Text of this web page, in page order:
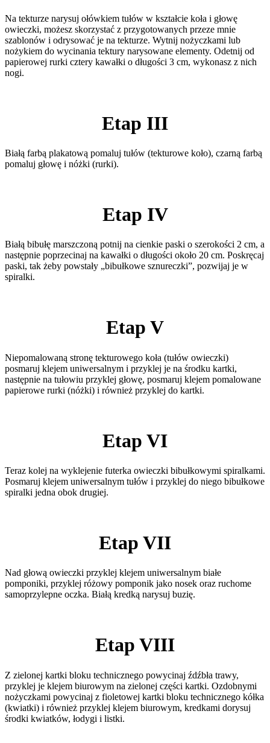
Na tekturze narysuj ołówkiem tułów w kształcie koła i głowę
owieczki, możesz skorzystać z przygotowanych przeze mnie
szablonów i odrysować je na tekturze. Wytnij nożyczkami lub
nożykiem do wycinania tektury narysowane elementy. Odetnij od
papierowej rurki cztery kawałki o długości 3 cm, wykonasz z nich
nogi.
Etap III
Białą farbą plakatową pomaluj tułów (tekturowe koło), czarną farbą
pomaluj głowę i nóżki (rurki).
Etap IV
Białą bibułę marszczoną potnij na cienkie paski o szerokości 2 cm, a
następnie poprzecinaj na kawałki o długości około 20 cm. Poskręcaj
paski, tak żeby powstały „bibułkowe sznureczki”, pozwijaj je w
spiralki.
Etap V
Niepomalowaną stronę tekturowego koła (tułów owieczki)
posmaruj klejem uniwersalnym i przyklej je na środku kartki,
następnie na tułowiu przyklej głowę, posmaruj klejem pomalowane
papierowe rurki (nóżki) i również przyklej do kartki.
Etap VI
Teraz kolej na wyklejenie futerka owieczki bibułkowymi spiralkami.
Posmaruj klejem uniwersalnym tułów i przyklej do niego bibułkowe
spiralki jedna obok drugiej.
Etap VII
Nad głową owieczki przyklej klejem uniwersalnym białe
pomponiki, przyklej różowy pomponik jako nosek oraz ruchome
samoprzylepne oczka. Białą kredką narysuj buzię.
Etap VIII
Z zielonej kartki bloku technicznego powycinaj źdźbła trawy,
przyklej je klejem biurowym na zielonej części kartki. Ozdobnymi
nożyczkami powycinaj z fioletowej kartki bloku technicznego kółka
(kwiatki) i również przyklej klejem biurowym, kredkami dorysuj
środki kwiatków, łodygi i listki.